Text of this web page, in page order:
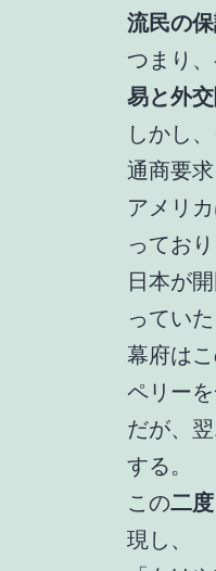
流民の
つまり
易と外
しかし
通商要
アメリ
っており
日本が
っていた
幕府は
ペリー
だが、
する。
この二
現し、